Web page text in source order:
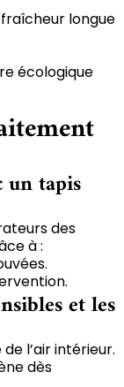
longue
écologique
un tapis
des
à :
et les
l’air intérieur.
dès